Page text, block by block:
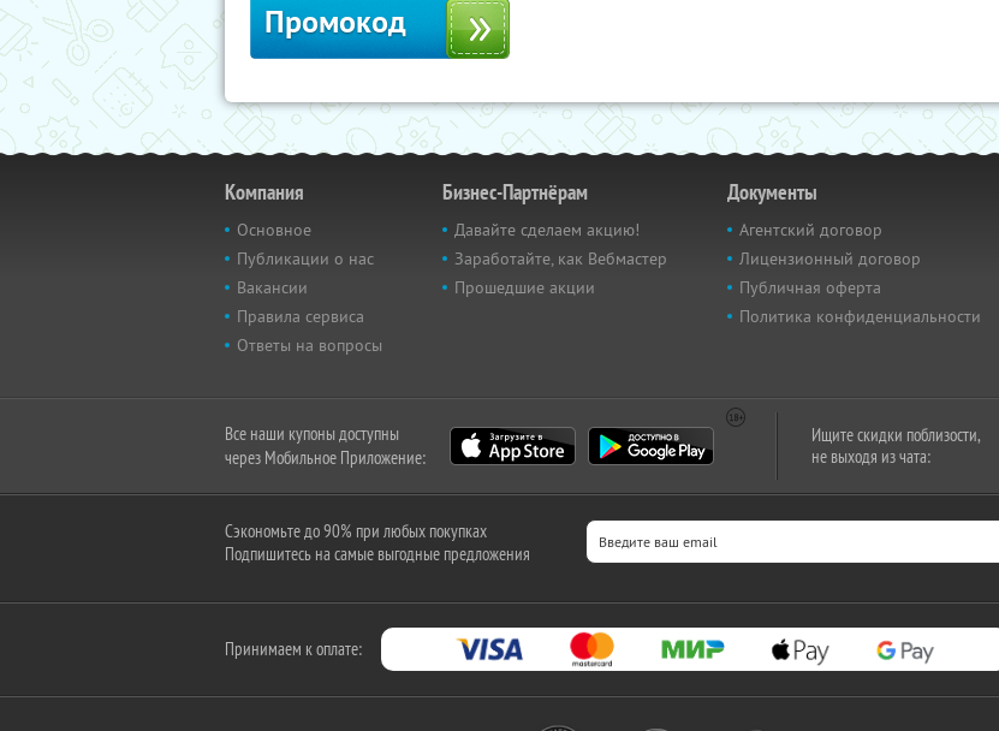
Промокод
Компания
Основное
Публикации о нас
Вакансии
Правила сервиса
Ответы на вопросы
Бизнес-Партнёрам
Давайте сделаем акцию!
Заработайте, как Вебмастер
Прошедшие акции
Документы
Агентский договор
Лицензионный договор
Публичная оферта
Политика конфиденциальности
Все наши купоны доступны
через Мобильное Приложение:
Ищите скидки поблизости,
не выходя из чата:
Сэкономьте до 90% при любых покупках
Подпишитесь на самые выгодные предложения
Принимаем к оплате: